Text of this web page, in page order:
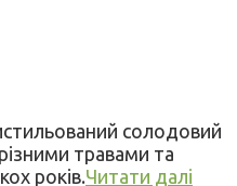
солодовий
травами та
років.Читати далі